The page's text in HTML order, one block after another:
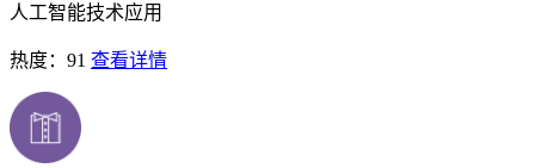
人工智能技术应用
热度：91 查看详情